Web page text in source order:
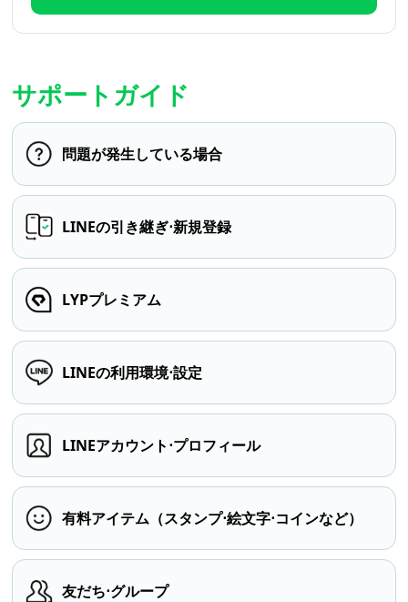
サポートガイド
問題が発生している場合
LINEの引き継ぎ⋅新規登録
LYPプレミアム
LINEの利用環境⋅設定
LINEアカウント⋅プロフィール
有料アイテム（スタンプ⋅絵文字⋅コインなど）
友だち⋅グループ